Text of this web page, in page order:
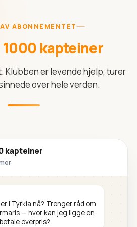
ABONNEMENTET
1000 kapteiner
Klubben er levende hjelp, turer
over hele verden.
kapteiner
i Tyrkia nå? Trenger råd om
— hvor kan jeg ligge en
overpris?